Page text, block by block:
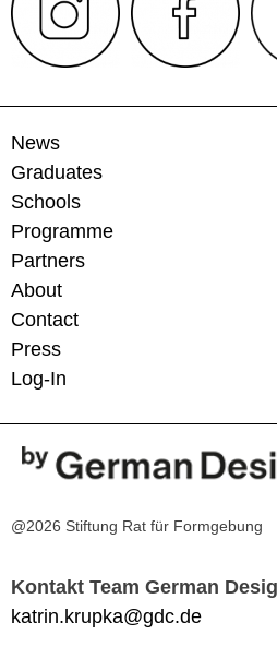
News
Graduates
Schools
Programme
Partners
About
Contact
Press
Log-In
@2026 Stiftung Rat für Formgebung
Kontakt Team German
katrin.krupka@gdc.de